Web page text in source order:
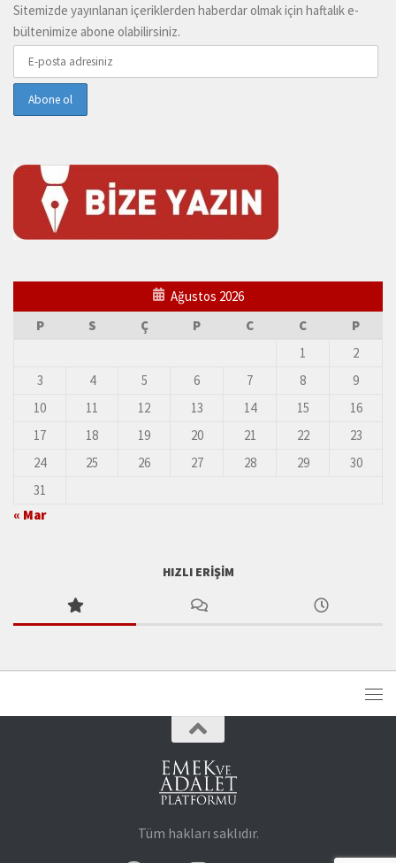
Sitemizde yayınlanan içeriklerden haberdar olmak için haftalık e-
bültenimize abone olabilirsiniz.
Ağustos 2026
P
S Ç P C C
P
1
2
3
4 5 6 7 8
9
10
11 12 13 14 15
16
17
18 19 20 21 22
23
24
25 26 27 28 29
30
31
« Mar
HIZLI ERIŞIM
Tüm hakları saklıdır.